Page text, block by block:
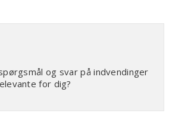
og svar på indvendinger
for dig?